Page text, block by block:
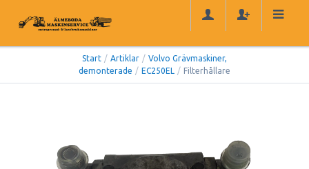
Start / Artiklar / Volvo Grävmaskiner,
demonterade / EC250EL / Filterhållare